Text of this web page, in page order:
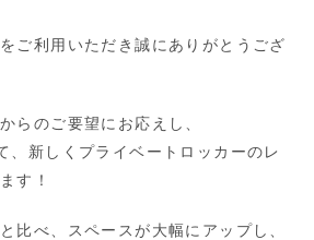
ご利用いただき誠にありがとうござ
らのご要望にお応えし、
、新しくプライベートロッカーのレ
す！
比べ、スペースが大幅にアップし、